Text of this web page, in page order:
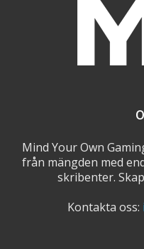
Mind Your Own
från mängden med
skribenter.
Kontakta oss: